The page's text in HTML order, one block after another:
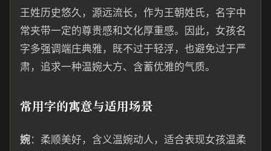
王姓历史悠久，源远流长，作为王朝姓氏，名字中
常夹带一定的尊贵感和文化厚重感。因此，女孩名
字多强调端庄典雅，既不过于轻浮，也避免过于严
肃，追求一种温婉大方、含蓄优雅的气质。
常用字的寓意与适用场景
婉：柔顺美好，含义温婉动人，适合表现女孩温柔